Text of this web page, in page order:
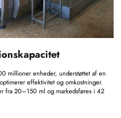
millioner enheder, understøttet af en
effektivitet og omkostninger.
fra 20–150 ml og markedsføres i 42